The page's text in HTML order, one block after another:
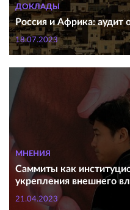
ДОКЛАДЫ
Россия и Африка: аудит
18.07.2023
МНЕНИЯ
Саммиты как
укрепления внешнего
21.04.2023